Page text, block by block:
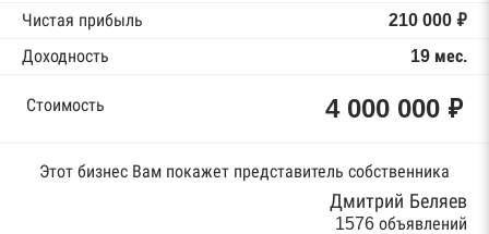
Чистая прибыль
210 000 ₽
Доходность
19 мес.
Стоимость 4 000 000 ₽
Этот бизнес Вам покажет представитель собственника
Дмитрий Беляев
1576 объявлений